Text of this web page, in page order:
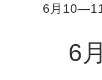
6月
6月